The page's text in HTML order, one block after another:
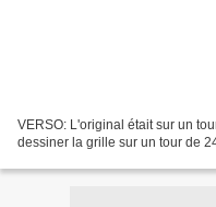
VERSO: L'original était sur un
dessiner la grille sur un tour de